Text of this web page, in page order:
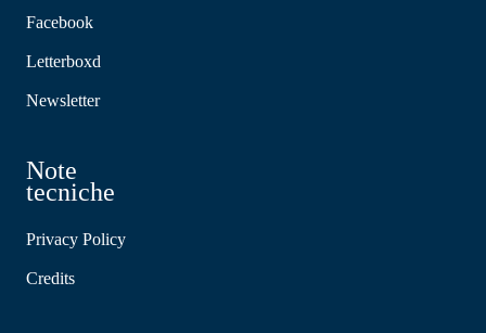
Facebook
Letterboxd
Newsletter
Note
tecniche
Privacy Policy
Credits